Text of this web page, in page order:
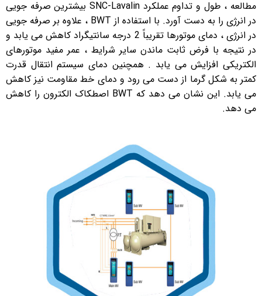
مطالعه ، طول و تداوم عملکرد SNC-Lavalin بیشترین صرفه جویی
در انرژی را به دست آورد. با استفاده از BWT ، علاوه بر صرفه جویی
در انرژی ، دمای موتورها تقریباً 2 درجه سانتیگراد کاهش می یابد و
در نتیجه با فرض ثابت ماندن سایر شرایط ، عمر مفید موتورهای
الکتریکی افزایش می یابد . همچنین دمای سیستم انتقال قدرت
کمتر به شکل گرما از دست می رود و دمای خط مقاومت نیز کاهش
می یابد. این نشان می دهد که BWT اصطکاک الکترون را کاهش
می دهد.